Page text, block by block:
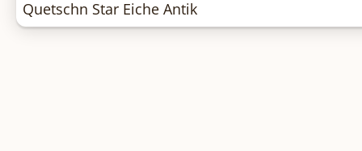
Quetschn Star Eiche Antik